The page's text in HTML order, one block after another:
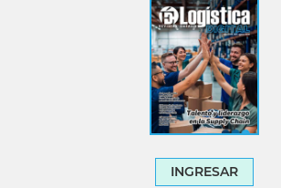
INGRESAR